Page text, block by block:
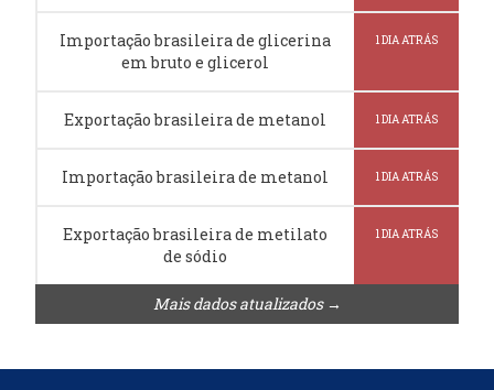
Importação brasileira de glicerina
em bruto e glicerol
1 DIA ATRÁS
Exportação brasileira de metanol 1 DIA ATRÁS
Importação brasileira de metanol 1 DIA ATRÁS
Exportação brasileira de metilato
de sódio
1 DIA ATRÁS
Mais dados atualizados →